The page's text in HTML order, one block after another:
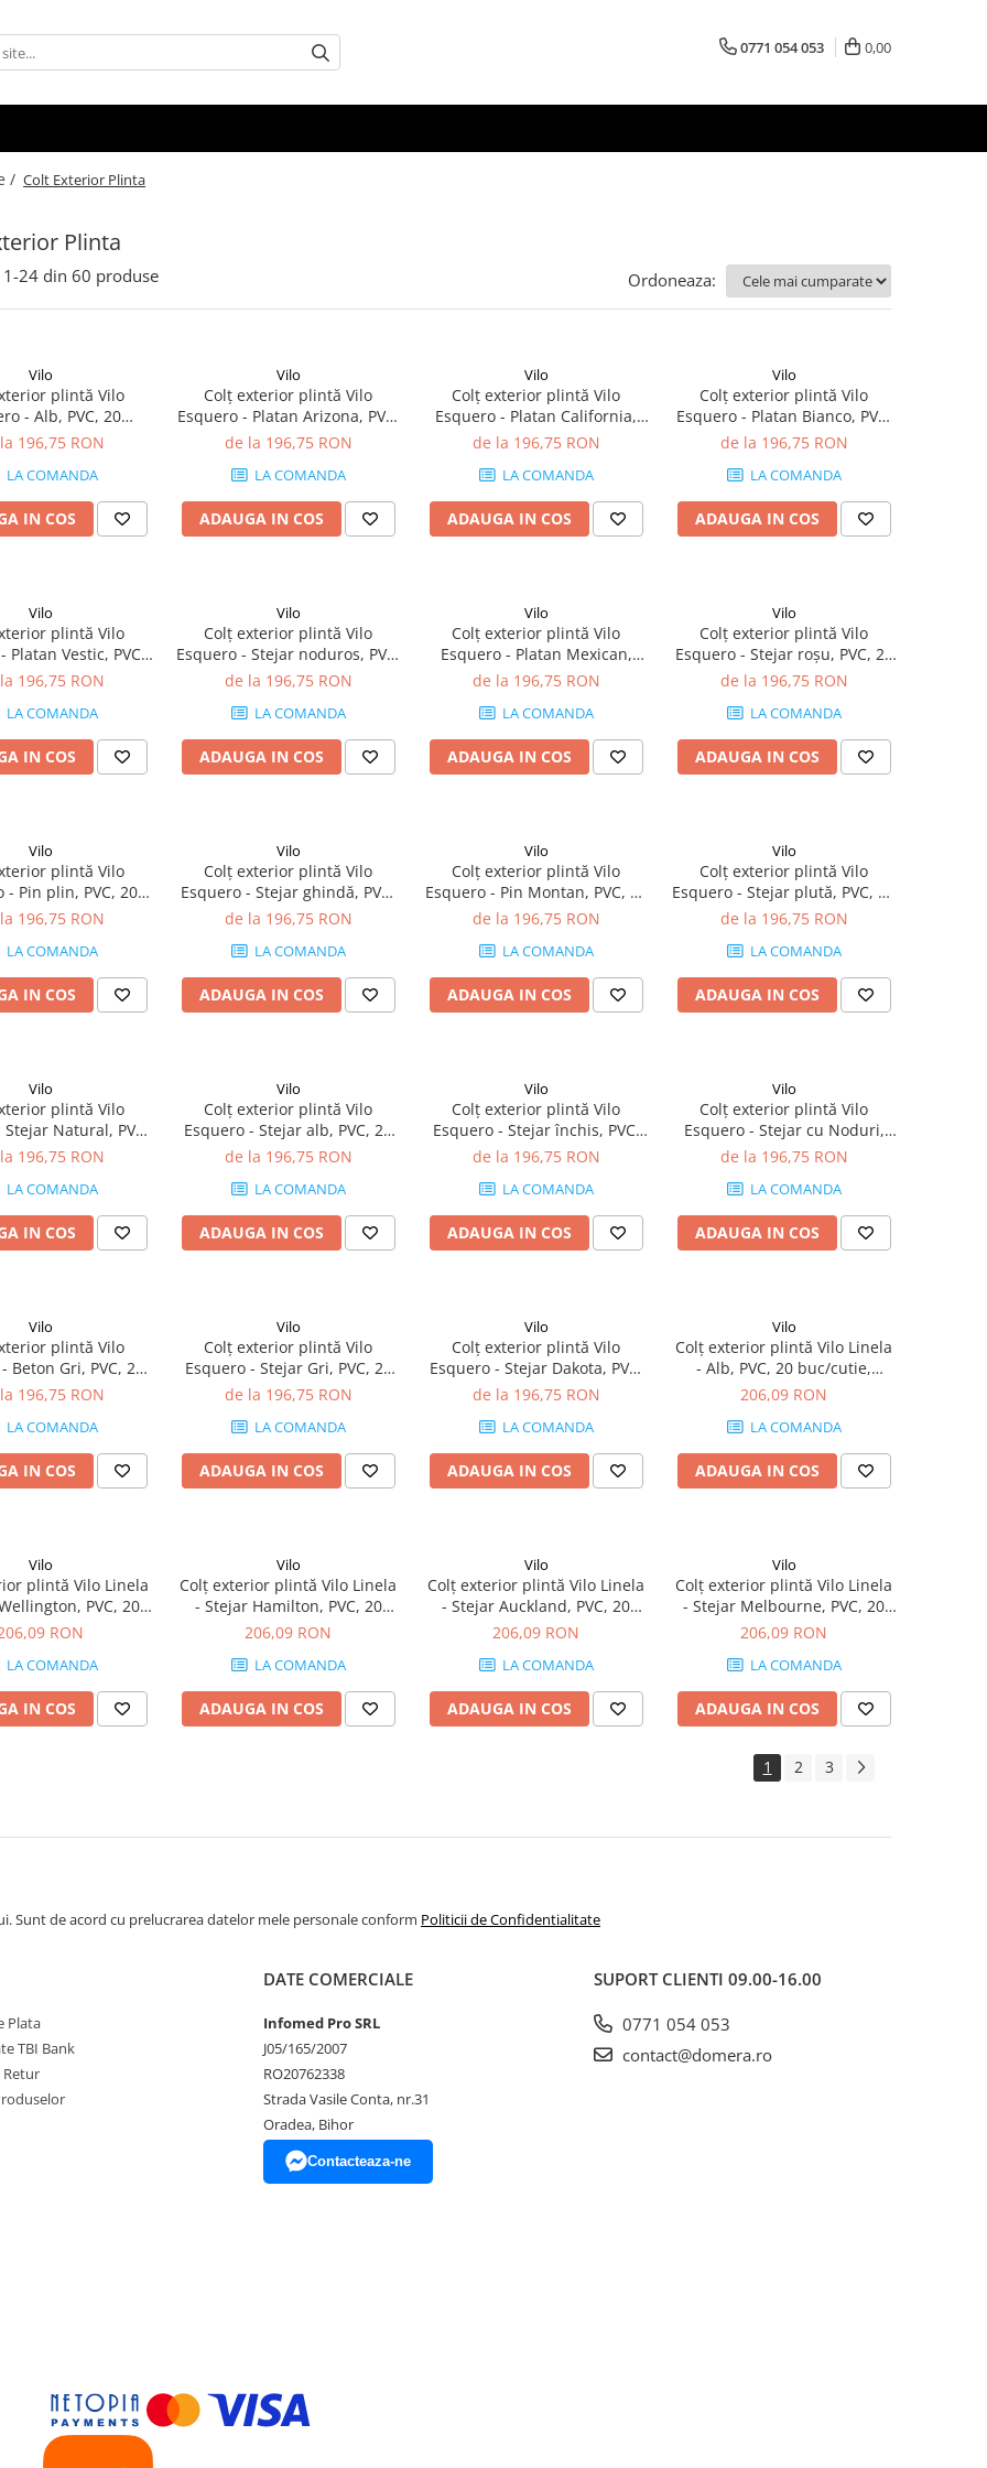
0771 054 053 0,00
/ Colt Exterior Plinta
Plinta
1-24 din 60 produse Ordoneaza:
Vilo
plintă Vilo
- Alb, PVC, 20
compatibil plintă
196,75 RON
LA COMANDA
IN COS
Vilo
Colț exterior plintă Vilo
Esquero - Platan Arizona, PVC,
20 buc/cutie, compatibil plintă
de la 196,75 RON
LA COMANDA
ADAUGA IN COS
Vilo
Colț exterior plintă Vilo
Esquero - Platan California,
PVC, 20 buc/cutie, compatibil
de la 196,75 RON
LA COMANDA
ADAUGA IN COS
Vilo
Colț exterior plintă Vilo
Esquero - Platan Bianco, PVC,
20 buc/cutie, compatibil plintă
de la 196,75 RON
LA COMANDA
ADAUGA IN COS
Vilo
plintă Vilo
Platan Vestic, PVC,
compatibil plintă
196,75 RON
LA COMANDA
IN COS
Vilo
Colț exterior plintă Vilo
Esquero - Stejar noduros, PVC,
20 buc/cutie, compatibil plintă
de la 196,75 RON
LA COMANDA
ADAUGA IN COS
Vilo
Colț exterior plintă Vilo
Esquero - Platan Mexican,
PVC, 20 buc/cutie, compatibil
de la 196,75 RON
LA COMANDA
ADAUGA IN COS
Vilo
Colț exterior plintă Vilo
Esquero - Stejar roșu, PVC, 20
buc/cutie, compatibil plintă
de la 196,75 RON
LA COMANDA
ADAUGA IN COS
Vilo
plintă Vilo
- Pin plin, PVC, 20
compatibil plintă
196,75 RON
LA COMANDA
IN COS
Vilo
Colț exterior plintă Vilo
Esquero - Stejar ghindă, PVC,
20 buc/cutie, compatibil plintă
de la 196,75 RON
LA COMANDA
ADAUGA IN COS
Vilo
Colț exterior plintă Vilo
Esquero - Pin Montan, PVC, 20
buc/cutie, compatibil plintă
de la 196,75 RON
LA COMANDA
ADAUGA IN COS
Vilo
Colț exterior plintă Vilo
Esquero - Stejar plută, PVC, 20
buc/cutie, compatibil plintă
de la 196,75 RON
LA COMANDA
ADAUGA IN COS
Vilo
plintă Vilo
Natural, PVC,
compatibil plintă
196,75 RON
LA COMANDA
IN COS
Vilo
Colț exterior plintă Vilo
Esquero - Stejar alb, PVC, 20
buc/cutie, compatibil plintă
de la 196,75 RON
LA COMANDA
ADAUGA IN COS
Vilo
Colț exterior plintă Vilo
Esquero - Stejar închis, PVC,
20 buc/cutie, compatibil plintă
de la 196,75 RON
LA COMANDA
ADAUGA IN COS
Vilo
Colț exterior plintă Vilo
Esquero - Stejar cu Noduri,
PVC, 20 buc/cutie, compatibil
de la 196,75 RON
LA COMANDA
ADAUGA IN COS
Vilo
plintă Vilo
Beton Gri, PVC, 20
compatibil plintă
196,75 RON
LA COMANDA
IN COS
Vilo
Colț exterior plintă Vilo
Esquero - Stejar Gri, PVC, 20
buc/cutie, compatibil plintă
de la 196,75 RON
LA COMANDA
ADAUGA IN COS
Vilo
Colț exterior plintă Vilo
Esquero - Stejar Dakota, PVC,
20 buc/cutie, compatibil plintă
de la 196,75 RON
LA COMANDA
ADAUGA IN COS
Vilo
Colț exterior plintă Vilo Linela
- Alb, PVC, 20 buc/cutie,
compatibil plintă 80 mm
206,09 RON
LA COMANDA
ADAUGA IN COS
Vilo
plintă Vilo Linela
PVC, 20
compatibil plintă 80
RON
LA COMANDA
IN COS
Vilo
Colț exterior plintă Vilo Linela
- Stejar Hamilton, PVC, 20
buc/cutie, compatibil plintă 80
206,09 RON
LA COMANDA
ADAUGA IN COS
Vilo
Colț exterior plintă Vilo Linela
- Stejar Auckland, PVC, 20
buc/cutie, compatibil plintă 80
206,09 RON
LA COMANDA
ADAUGA IN COS
Vilo
Colț exterior plintă Vilo Linela
- Stejar Melbourne, PVC, 20
buc/cutie, compatibil plintă 80
206,09 RON
LA COMANDA
ADAUGA IN COS
1 2 3
Sunt de acord cu prelucrarea datelor mele personale conform Politicii de Confidentialitate
Plata
TBI Bank
Retur
DATE COMERCIALE
Infomed Pro SRL
J05/165/2007
RO20762338
Strada Vasile Conta, nr.31
Oradea, Bihor
Contacteaza-ne
SUPORT CLIENTI 09.00-16.00
0771 054 053
contact@domera.ro